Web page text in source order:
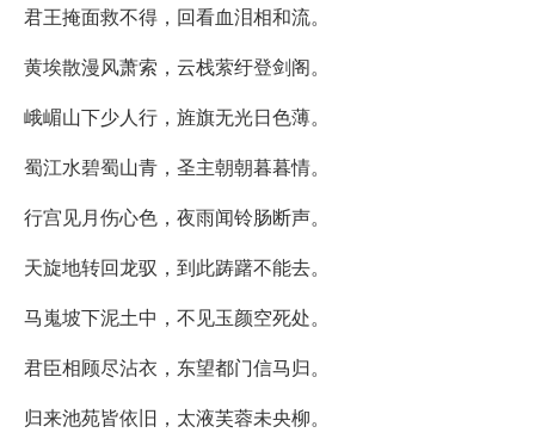
君王掩面救不得，回看血泪相和流。
黄埃散漫风萧索，云栈萦纡登剑阁。
峨嵋山下少人行，旌旗无光日色薄。
蜀江水碧蜀山青，圣主朝朝暮暮情。
行宫见月伤心色，夜雨闻铃肠断声。
天旋地转回龙驭，到此踌躇不能去。
马嵬坡下泥土中，不见玉颜空死处。
君臣相顾尽沾衣，东望都门信马归。
归来池苑皆依旧，太液芙蓉未央柳。